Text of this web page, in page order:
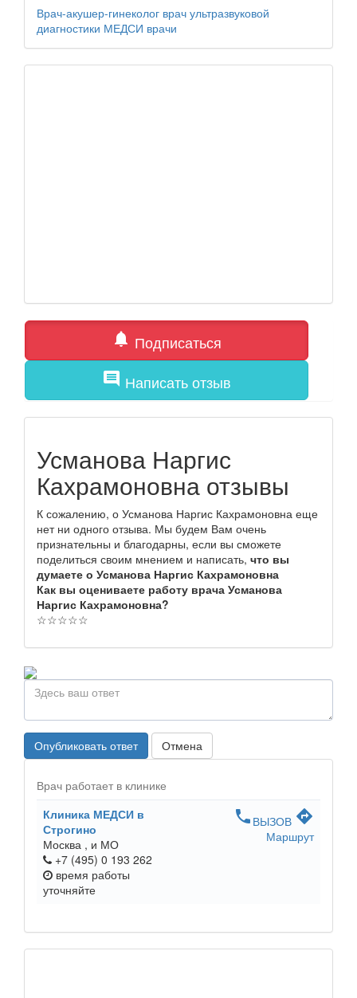
Врач-акушер-гинеколог врач ультразвуковой
диагностики МЕДСИ врачи
notifications Подписаться
comment Написать отзыв
Усманова Наргис
Кахрамоновна отзывы
К сожалению, о Усманова Наргис Кахрамоновна еще
нет ни одного отзыва. Мы будем Вам очень
признательны и благодарны, если вы сможете
поделиться своим мнением и написать, что вы
думаете о Усманова Наргис Кахрамоновна
Как вы оцениваете работу врача Усманова
Наргис Кахрамоновна?
☆☆☆☆☆
Опубликовать ответ Отмена
Врач работает в клинике
Клиника МЕДСИ в
Строгино
Москва , и МО
+7 (495) 0 193 262
время работы
уточняйте
phone ВЫЗОВ directions
Маршрут